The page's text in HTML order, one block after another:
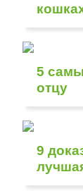
5
отцу
9